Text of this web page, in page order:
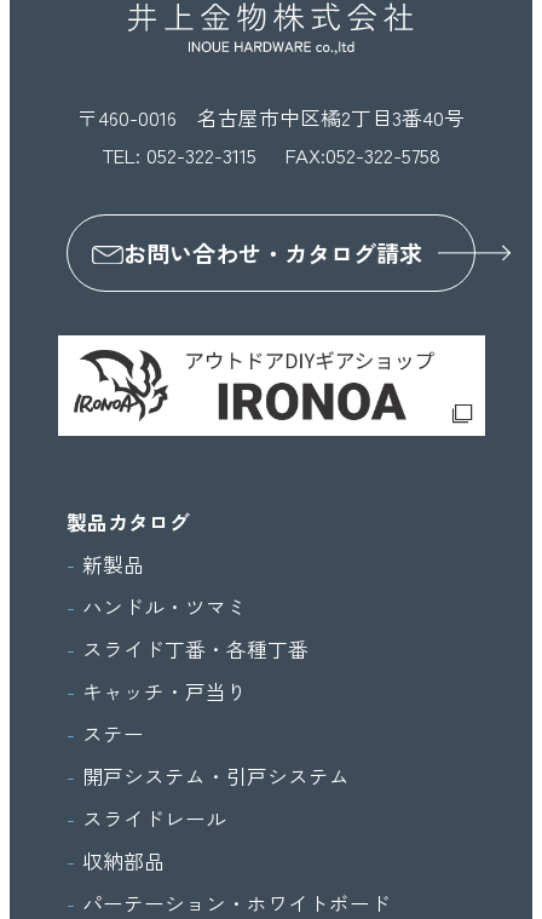
〒460-0016 名古屋市中区橘2丁目3番40号
TEL: 052-322-3115 FAX:052-322-5758
お問い合わせ・カタログ請求
製品カタログ
新製品
ハンドル・ツマミ
スライド丁番・各種丁番
キャッチ・戸当り
ステー
開戸システム・引戸システム
スライドレール
収納部品
パーテーション・ホワイトボード